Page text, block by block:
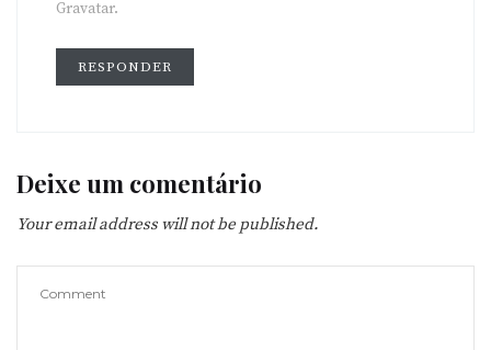
Gravatar.
RESPONDER
Deixe um comentário
Your email address will not be published.